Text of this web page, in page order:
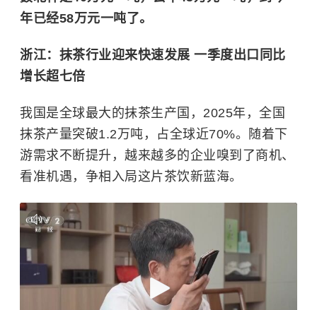
年已经58万元一吨了。
浙江：抹茶行业迎来快速发展 一季度出口同比
增长超七倍
我国是全球最大的抹茶生产国，2025年，全国
抹茶产量突破1.2万吨，占全球近70%。随着下
游需求不断提升，越来越多的企业嗅到了商机、
看准机遇，争相入局这片茶饮新蓝海。